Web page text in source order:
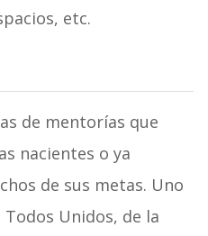
etc.
de mentorías que
nacientes o ya
de sus metas. Uno
Unidos, de la